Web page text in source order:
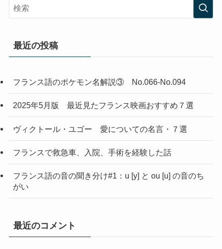
最近の投稿
フランス語のポケモン名解説③ No.066-No.094
2025年5月版 最近見たフランス映画おすすめ７選
ヴィクトール・ユゴー 愛についての名言・７選
フランスで救急車、入院、手術を経験した話
フランス語の音の聞き分け#1：u [y] と ou [u] の音のち
がい
最近のコメント